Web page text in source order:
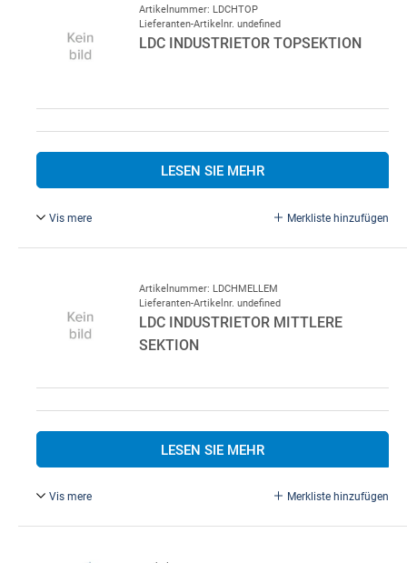
Artikelnummer: LDCHTOP
Lieferanten-Artikelnr. undefined
LDC INDUSTRIETOR TOPSEKTION
LESEN SIE MEHR
Vis mere Merkliste hinzufügen
Artikelnummer: LDCHMELLEM
Lieferanten-Artikelnr. undefined
LDC INDUSTRIETOR MITTLERE
SEKTION
LESEN SIE MEHR
Vis mere Merkliste hinzufügen
LDC Industrietor Mittlere Sektion